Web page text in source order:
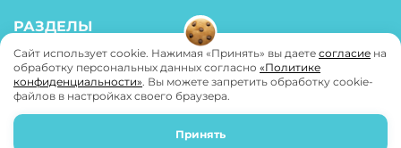
РАЗДЕЛЫ
О телеканале
Политика конфиденциальности
Пользовательское соглашение
Сайт использует cookie. Нажимая «Принять» вы даете согласие на
обработку персональных данных согласно «Политике
конфиденциальности». Вы можете запретить обработку cookie-
файлов в настройках своего браузера.
Принять